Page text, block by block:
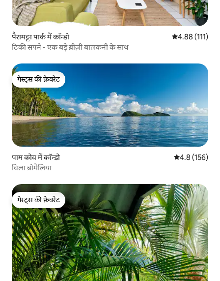
पैरामट्टा पार्क में कॉन्डो औसत रेटिंग 5 में से
4.88 (111)
टिकी सपने - एक बड़े ब्रीज़ी बालकनी के साथ
गेस्ट्स की फ़ेवरेट
गेस्ट्स की फ़ेवरेट
पाम कोव में कॉन्डो औसत रेटिंग 5 में
4.8 (156)
विला ब्रोमेलिया
गेस्ट्स की फ़ेवरेट
गेस्ट्स की फ़ेवरेट